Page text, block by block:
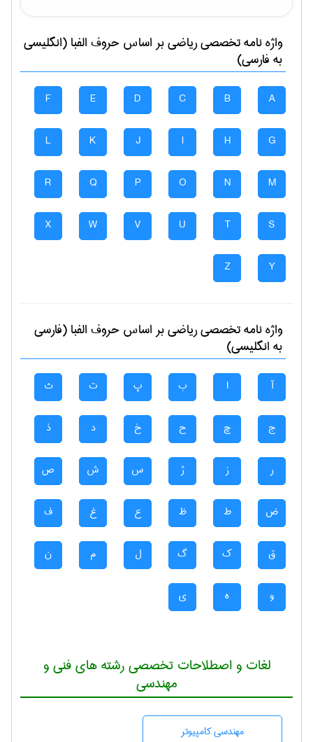
واژه نامه تخصصیرياضیبر اساس حروف الفبا (انگلیسی
به فارسی)
A
B
C
D
E
F
G
H
I
J
K
L
M
N
O
P
Q
R
S
T
U
V
W
X
Y
Z
واژه نامه تخصصیرياضیبر اساس حروف الفبا (فارسی
به انگلیسی)
آ ا ب پ ت ث
ج چ ح خ د ذ
ر ز ژ س ش ص
ض ط ظ ع غ ف
ق ک گ ل م ن
و ه ی
لغات و اصطلاحات تخصصی رشته های فنی و
مهندسی
مهندسی كامپيوتر